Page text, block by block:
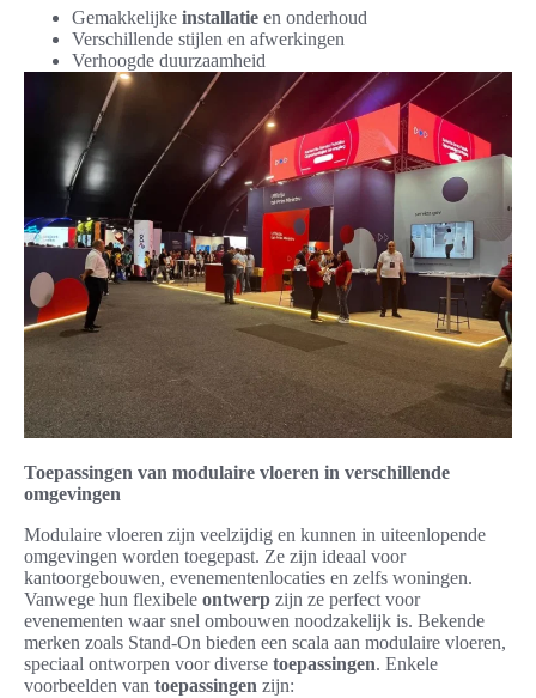
Gemakkelijke installatie en onderhoud
Verschillende stijlen en afwerkingen
Verhoogde duurzaamheid
Toepassingen van modulaire vloeren in verschillende
omgevingen
Modulaire vloeren zijn veelzijdig en kunnen in uiteenlopende
omgevingen worden toegepast. Ze zijn ideaal voor
kantoorgebouwen, evenementenlocaties en zelfs woningen.
Vanwege hun flexibele ontwerp zijn ze perfect voor
evenementen waar snel ombouwen noodzakelijk is. Bekende
merken zoals Stand-On bieden een scala aan modulaire vloeren,
speciaal ontworpen voor diverse toepassingen. Enkele
voorbeelden van toepassingen zijn: